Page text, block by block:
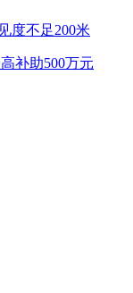
度不足200米
补助500万元